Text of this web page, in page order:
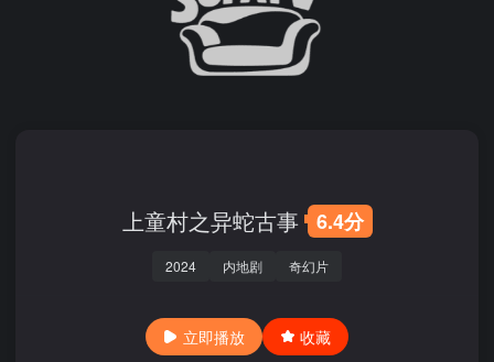
上童村之异蛇古事 6.4分
2024 内地剧 奇幻片
立即播放 收藏